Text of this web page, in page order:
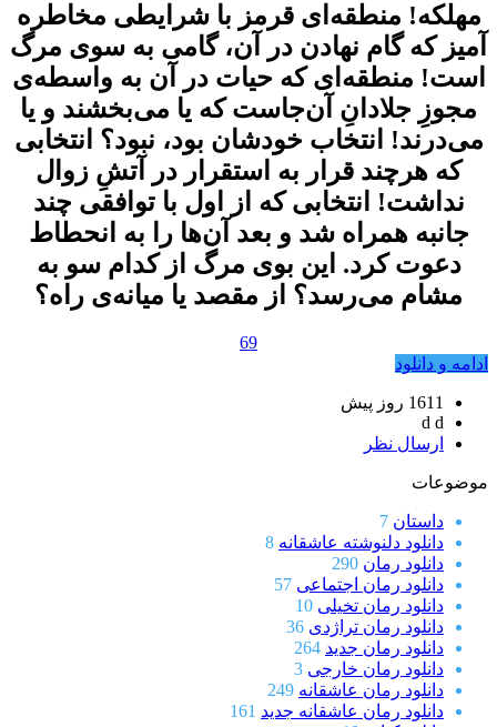
مهلکه! منطقه‌ای قرمز با شرایطی مخاطره
آمیز که گام نهادن در آن، گامی به سوی مرگ
است! منطقه‌ای که حیات در آن به واسطه‌ی
مجوزِ جلادانِ آن‌جاست که یا می‌بخشند و یا
می‌درند! انتخاب خودشان بود، نبود؟ انتخابی
که هرچند قرار به استقرار در آتشِ زوال
نداشت! انتخابی که از اول با توافقی چند
جانبه همراه شد و بعد آن‌ها را به انحطاط
دعوت کرد. این بوی مرگ از کدام سو به
مشام می‌رسد؟ از مقصد یا میانه‌ی راه؟
69
ادامه و دانلود
1611 روز پيش
d d
ارسال نظر
موضوعات
داستان 7
دانلود دلنوشته عاشقانه 8
دانلود رمان 290
دانلود رمان اجتماعی 57
دانلود رمان تخیلی 10
دانلود رمان تراژدی 36
دانلود رمان جدید 264
دانلود رمان خارجی 3
دانلود رمان عاشقانه 249
دانلود رمان عاشقانه جدید 161